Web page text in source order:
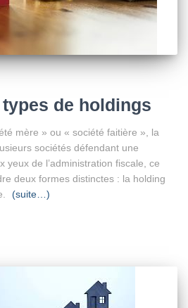
de holdings
mère » ou « société faitière », la
sociétés défendant une
yeux de l’administration fiscale, ce
deux formes distinctes : la holding
(suite…)